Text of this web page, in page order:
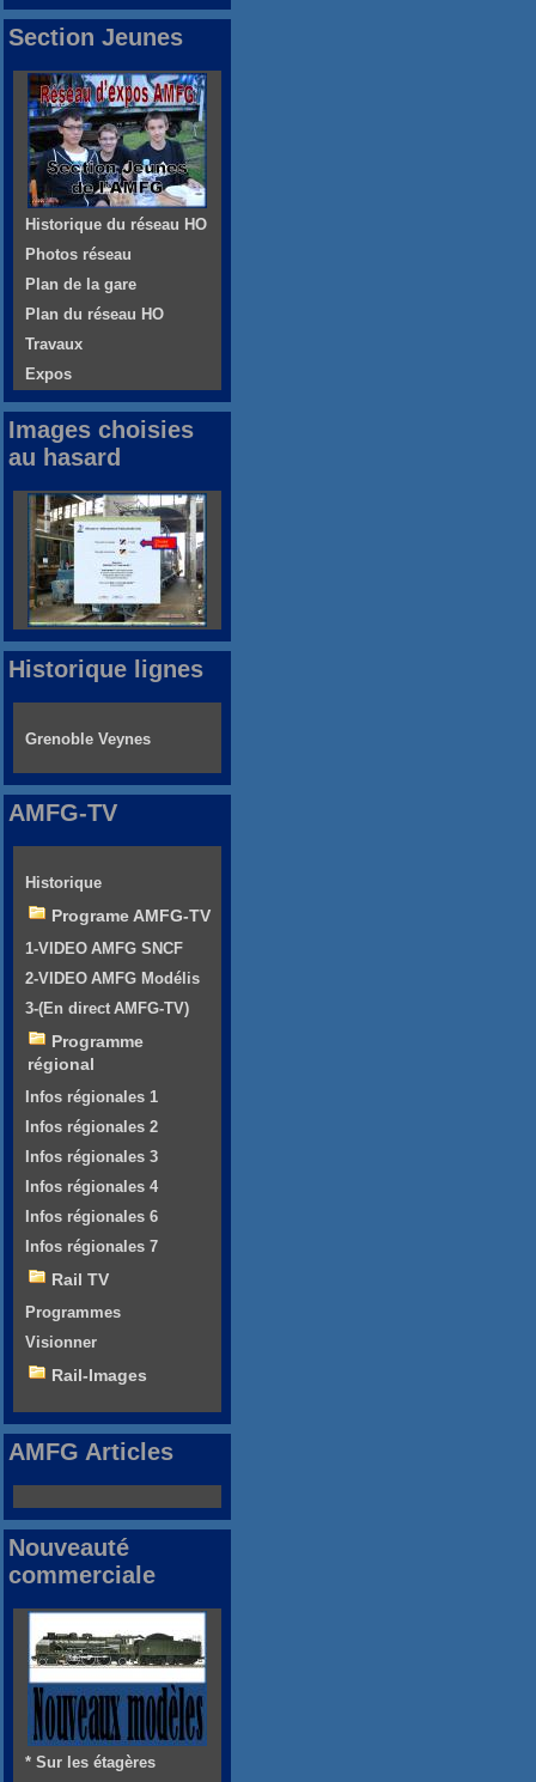
Section Jeunes
Historique du réseau HO
Photos réseau
Plan de la gare
Plan du réseau HO
Travaux
Expos
Images choisies
au hasard
Historique lignes
Grenoble Veynes
AMFG-TV
Historique
Programe AMFG-TV
1-VIDEO AMFG SNCF
2-VIDEO AMFG Modélis
3-(En direct AMFG-TV)
Programme
régional
Infos régionales 1
Infos régionales 2
Infos régionales 3
Infos régionales 4
Infos régionales 6
Infos régionales 7
Rail TV
Programmes
Visionner
Rail-Images
AMFG Articles
Nouveauté
commerciale
* Sur les étagères